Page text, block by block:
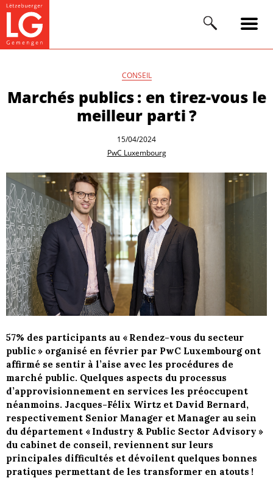
CONSEIL
Marchés publics : en tirez-vous le
meilleur parti ?
15/04/2024
PwC Luxembourg
57% des participants au « Rendez-vous du secteur
public » organisé en février par PwC Luxembourg ont
affirmé se sentir à l’aise avec les procédures de
marché public. Quelques aspects du processus
d’approvisionnement en services les préoccupent
néanmoins. Jacques-Félix Wirtz et David Bernard,
respectivement Senior Manager et Manager au sein
du département « Industry & Public Sector Advisory »
du cabinet de conseil, reviennent sur leurs
principales difficultés et dévoilent quelques bonnes
pratiques permettant de les transformer en atouts !